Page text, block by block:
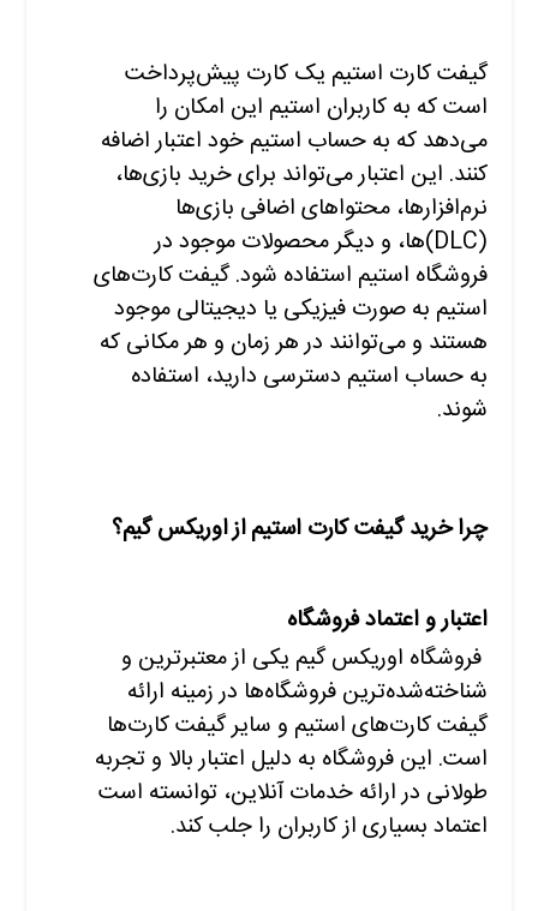
گیفت کارت استیم یک کارت پیش‌پرداخت
است که به کاربران استیم این امکان را
می‌دهد که به حساب استیم خود اعتبار اضافه
کنند. این اعتبار می‌تواند برای خرید بازی‌ها،
نرم‌افزارها، محتواهای اضافی بازی‌ها
(DLC)ها، و دیگر محصولات موجود در
فروشگاه استیم استفاده شود. گیفت کارت‌های
استیم به صورت فیزیکی یا دیجیتالی موجود
هستند و می‌توانند در هر زمان و هر مکانی که
به حساب استیم دسترسی دارید، استفاده
شوند.
چرا خرید گیفت کارت استیم از اوریکس گیم؟
اعتبار و اعتماد فروشگاه
فروشگاه اوریکس گیم یکی از معتبرترین و
شناخته‌شده‌ترین فروشگاه‌ها در زمینه ارائه
گیفت کارت‌های استیم و سایر گیفت کارت‌ها
است. این فروشگاه به دلیل اعتبار بالا و تجربه
طولانی در ارائه خدمات آنلاین، توانسته است
اعتماد بسیاری از کاربران را جلب کند.